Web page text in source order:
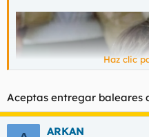
Haz clic
Aceptas entregar baleares
ARKAN